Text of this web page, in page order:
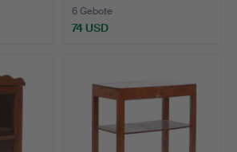
6 Gebote
74 USD